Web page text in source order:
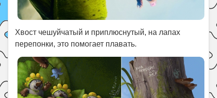
Хвост чешуйчатый и приплюснутый, на лапах
перепонки, это помогает плавать.